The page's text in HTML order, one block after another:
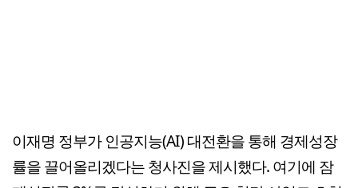
이재명 정부가 인공지능(AI) 대전환을 통해 경제성장
률을 끌어올리겠다는 청사진을 제시했다. 여기에 잠